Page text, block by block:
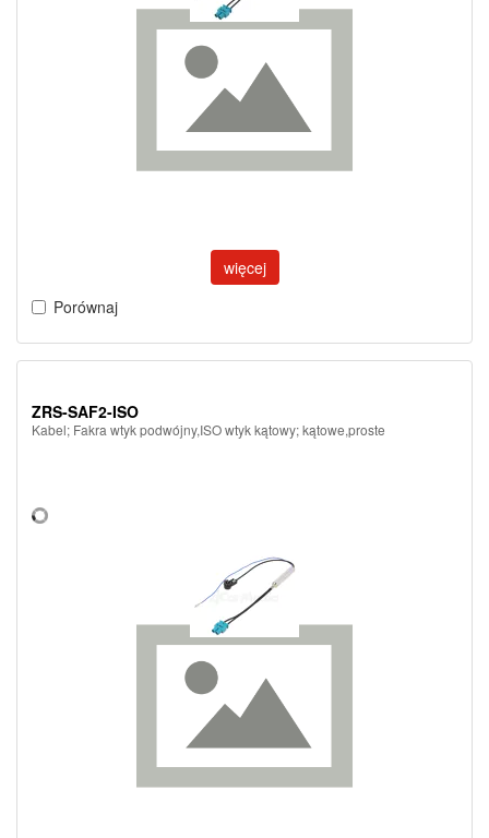
więcej
Porównaj
ZRS-SAF2-ISO
Kabel; Fakra wtyk podwójny,ISO wtyk kątowy; kątowe,proste